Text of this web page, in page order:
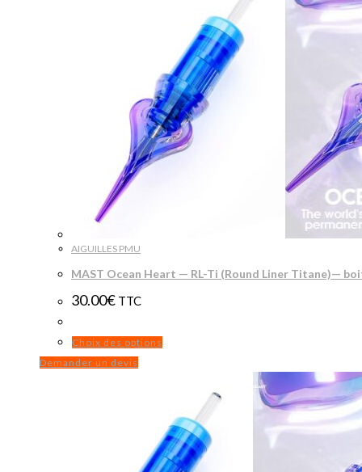
AIGUILLES PMU
MAST Ocean Heart — RL-Ti (Round Liner Titane)—
30.00€ TTC
Choix des options
plusieurs
variations.
Les
options
Demander un devis